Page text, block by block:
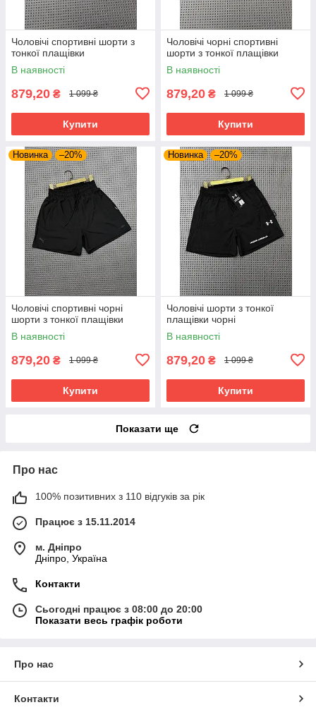
Чоловічі спортивні шорти з
тонкої плащівки
В наявності
879,20 ₴ 1 099 ₴
Купити
Чоловічі чорні спортивні
шорти з тонкої плащівки
В наявності
879,20 ₴ 1 099 ₴
Купити
Новинка –20%
Чоловічі спортивні чорні
шорти з тонкої плащівки
В наявності
879,20 ₴ 1 099 ₴
Купити
Новинка –20%
Чоловічі шорти з тонкої
плащівки чорні
В наявності
879,20 ₴ 1 099 ₴
Купити
Показати ще
Про нас
100% позитивних з 110 відгуків за рік
Працює з 15.11.2014
м. Дніпро
Дніпро, Україна
Контакти
Сьогодні працює з 08:00 до 20:00
Показати весь графік роботи
Про нас
Контакти